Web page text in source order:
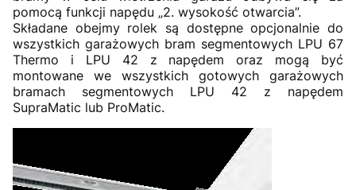
pomocą funkcji napędu „2. wysokość otwarcia”.
Składane obejmy rolek są dostępne opcjonalnie do
wszystkich garażowych bram segmentowych LPU 67
Thermo i LPU 42 z napędem oraz mogą być
montowane we wszystkich gotowych garażowych
bramach segmentowych LPU 42 z napędem
SupraMatic lub ProMatic.